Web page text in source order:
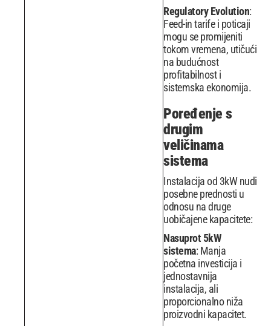
Regulatory Evolution:
Feed-in tarife i poticaji
mogu se promijeniti
tokom vremena, utičući
na budućnost
profitabilnost i
sistemska ekonomija.
Poređenje s
drugim
veličinama
sistema
Instalacija od 3kW nudi
posebne prednosti u
odnosu na druge
uobičajene kapacitete:
Nasuprot 5kW
sistema: Manja
početna investicija i
jednostavnija
instalacija, ali
proporcionalno niža
proizvodni kapacitet.